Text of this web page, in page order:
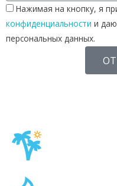
Нажимая на кнопку, я
конфиденциальности и
персональных данных.